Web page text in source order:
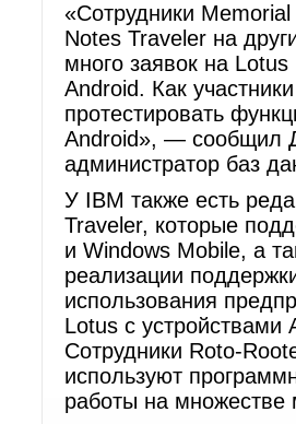
«Сотрудники
Notes Traveler на
много заявок на
Android. Как
протестировать
Android», — сообщил
администратор баз
У IBM также есть
Traveler, которые
и Windows Mobile, а
реализации
использования
Lotus с устройствами
Сотрудники Roto-
используют
работы на множестве